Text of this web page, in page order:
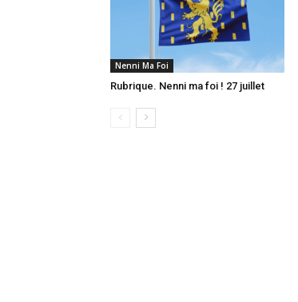
Nenni Ma Foi
Rubrique. Nenni ma foi ! 27 juillet